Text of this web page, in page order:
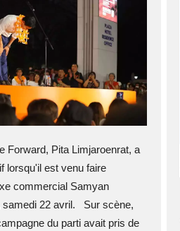
Forward, Pita Limjaroenrat, a
lorsqu'il est venu faire
commercial Samyan
samedi 22 avril. Sur scène,
du parti avait pris de